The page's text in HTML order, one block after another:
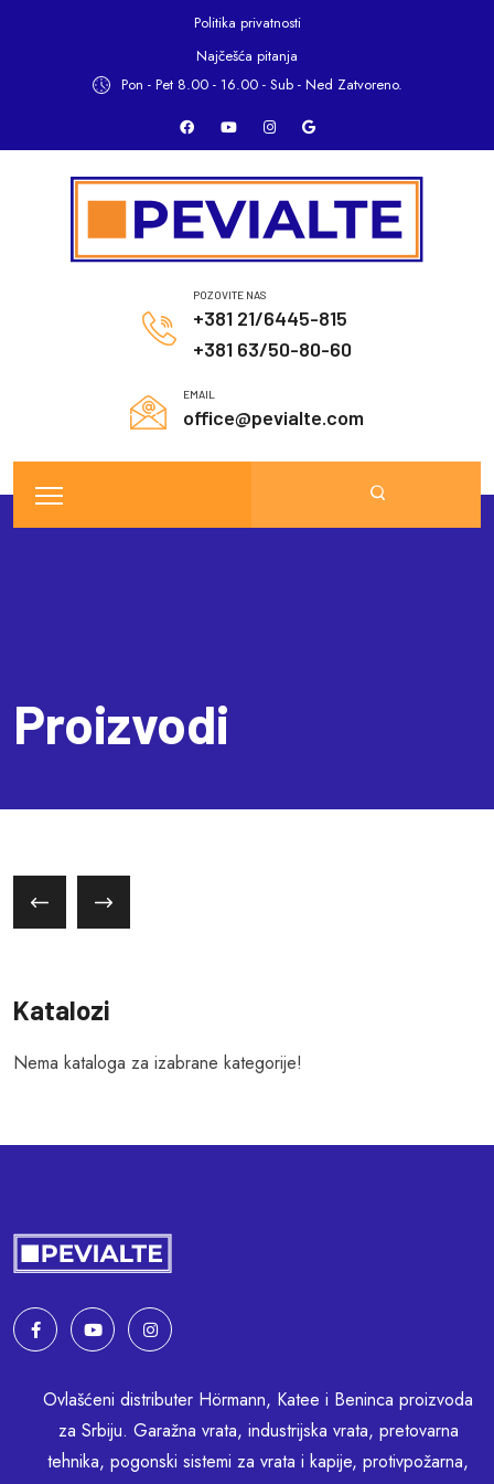
Politika privatnosti
Najčešća pitanja
Pon - Pet 8.00 - 16.00 - Sub - Ned Zatvoreno.
POZOVITE NAS
+381 21/6445-815
+381 63/50-80-60
EMAIL
office@pevialte.com
Proizvodi
Katalozi
Nema kataloga za izabrane kategorije!
Ovlašćeni distributer Hörmann, Katee i Beninca proizvoda
za Srbiju. Garažna vrata, industrijska vrata, pretovarna
tehnika, pogonski sistemi za vrata i kapije, protivpožarna,